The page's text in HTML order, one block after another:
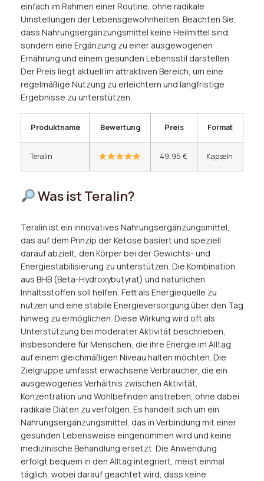
einfach im Rahmen einer Routine, ohne radikale
Umstellungen der Lebensgewohnheiten. Beachten Sie,
dass Nahrungsergänzungsmittel keine Heilmittel sind,
sondern eine Ergänzung zu einer ausgewogenen
Ernährung und einem gesunden Lebensstil darstellen.
Der Preis liegt aktuell im attraktiven Bereich, um eine
regelmäßige Nutzung zu erleichtern und langfristige
Ergebnisse zu unterstützen.
Produktname Bewertung Preis Format
Teralin 49,95 € Kapseln
Was ist Teralin?
Teralin ist ein innovatives Nahrungsergänzungsmittel,
das auf dem Prinzip der Ketose basiert und speziell
darauf abzielt, den Körper bei der Gewichts- und
Energiestabilisierung zu unterstützen. Die Kombination
aus BHB (Beta-Hydroxybutyrat) und natürlichen
Inhaltsstoffen soll helfen, Fett als Energiequelle zu
nutzen und eine stabile Energieversorgung über den Tag
hinweg zu ermöglichen. Diese Wirkung wird oft als
Unterstützung bei moderater Aktivität beschrieben,
insbesondere für Menschen, die ihre Energie im Alltag
auf einem gleichmäßigen Niveau halten möchten. Die
Zielgruppe umfasst erwachsene Verbraucher, die ein
ausgewogenes Verhältnis zwischen Aktivität,
Konzentration und Wohlbefinden anstreben, ohne dabei
radikale Diäten zu verfolgen. Es handelt sich um ein
Nahrungsergänzungsmittel, das in Verbindung mit einer
gesunden Lebensweise eingenommen wird und keine
medizinische Behandlung ersetzt. Die Anwendung
erfolgt bequem in den Alltag integriert, meist einmal
täglich, wobei darauf geachtet wird, dass keine